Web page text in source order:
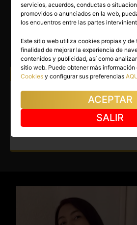
24 años
SARA
Valencia capital
Atiendo a:
Escort en
Extrovertida y
describen
servicios, acuerdos, conductas o
promovidos o anunciados en la web,
los encuentros entre las partes
Este sitio web utiliza cookies propias y de
finalidad de mejorar la experiencia de
contenidos y publicidad, así como
sitio web. Puede obtener más información
Cookies y configurar sus preferencias
ACEPTAR
SALIR